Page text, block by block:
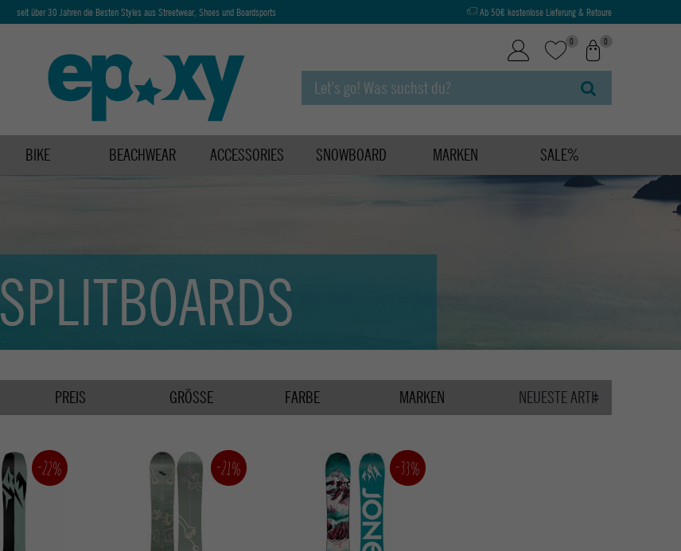
seit über 30 Jahren die Besten Styles aus Streetwear, Shoes und Boardsports Ab 50€ kostenlose Lieferung & Retoure
0 0
BIKE BEACHWEAR ACCESSORIES SNOWBOARD MARKEN SALE%
SPLITBOARDS
PREIS GRÖSSE FARBE MARKEN
-22% -21% -33%